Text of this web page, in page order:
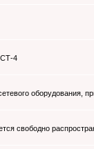
4
оборудования,
свободно